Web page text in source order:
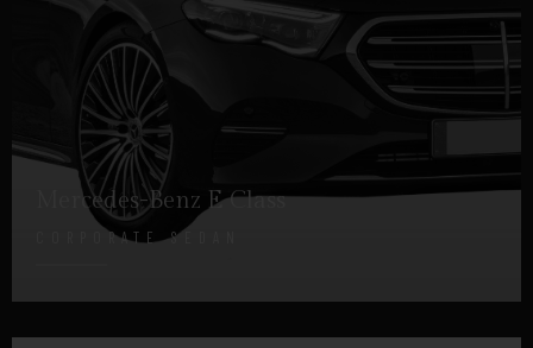
Mercedes-Benz E Class
CORPORATE SEDAN
DETTAGLI